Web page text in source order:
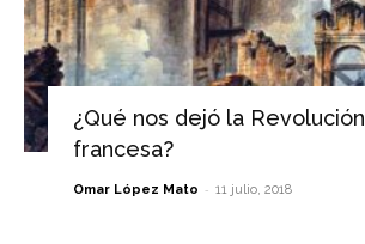
¿Qué nos dejó la Revolución
francesa?
Omar López Mato - 11 julio, 2018